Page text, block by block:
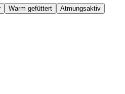
Warm gefüttert Atmungsaktiv